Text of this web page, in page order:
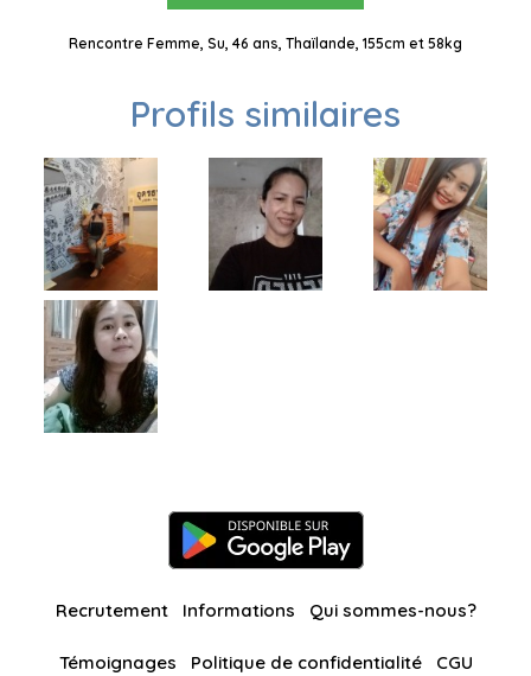
Rencontre Femme, Su, 46 ans, Thaïlande, 155cm et 58kg
Profils similaires
Recrutement Informations Qui sommes-nous?
Témoignages Politique de confidentialité CGU